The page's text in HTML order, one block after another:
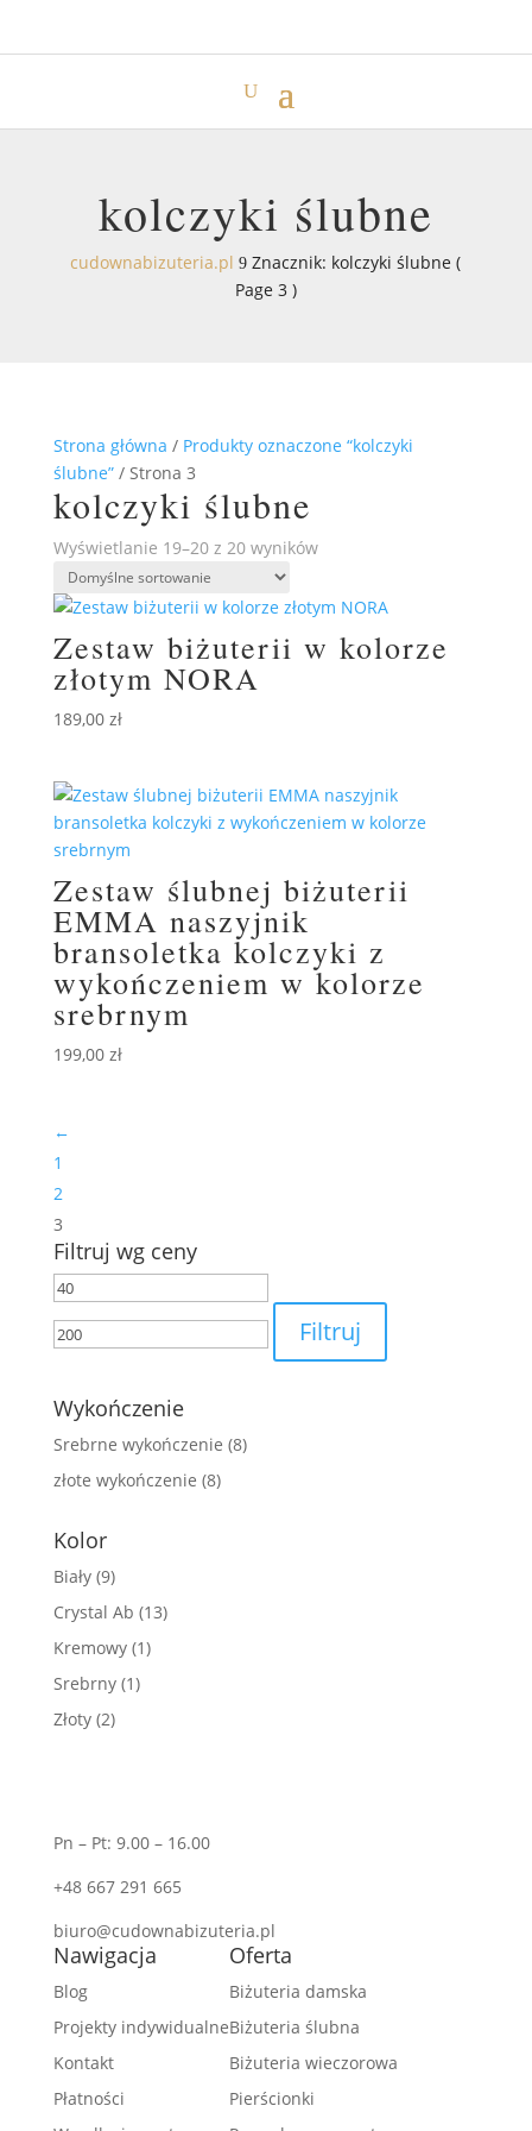
kolczyki ślubne
cudownabizuteria.pl 9 Znacznik: kolczyki ślubne (
Page 3 )
Strona główna / Produkty oznaczone “kolczyki
ślubne”/ Strona 3
kolczyki ślubne
Wyświetlanie 19–20 z 20 wyników
Zestaw biżuterii w kolorze
złotym NORA
189,00 zł
Zestaw ślubnej biżuterii
EMMA naszyjnik
bransoletka kolczyki z
wykończeniem w kolorze
srebrnym
199,00 zł
←
1
2
3
Filtruj wg ceny
Cena
Filtruj
Wykończenie
Srebrne wykończenie (8)
złote wykończenie (8)
Kolor
Biały (9)
Crystal Ab (13)
Kremowy (1)
Srebrny (1)
Złoty (2)
Pn – Pt: 9.00 – 16.00
+48 667 291 665
biuro@cudownabizuteria.pl
Nawigacja
Blog
Projekty indywidualne
Kontakt
Płatności
Oferta
Biżuteria damska
Biżuteria ślubna
Biżuteria wieczorowa
Pierścionki